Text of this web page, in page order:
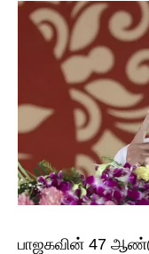
பாஜகவின் 47